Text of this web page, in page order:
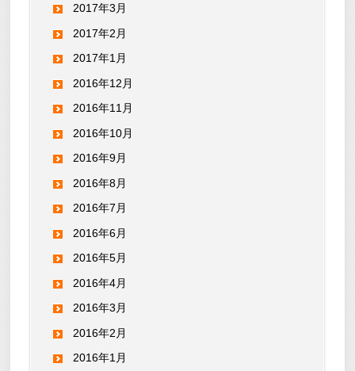
2017年3月
2017年2月
2017年1月
2016年12月
2016年11月
2016年10月
2016年9月
2016年8月
2016年7月
2016年6月
2016年5月
2016年4月
2016年3月
2016年2月
2016年1月